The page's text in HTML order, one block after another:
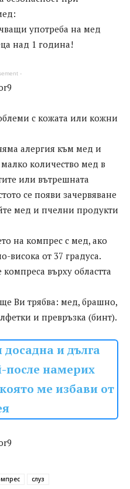
употреба на мед
над 1 година!
-
с кожата или кожни
алергия към мед и
количество мед в
или вътрешната
се появи зачервяване
мед и пчелни продукти
на компрес с мед, ако
висока от 37 градуса.
върху областта
Ви трябва: мед, брашно,
и превръзка (бинт).
и дълга
намерих
ме избави от
слуз